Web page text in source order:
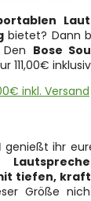
bietet? Dann
Bose
111,00€
inkl. Versand
genießt ihr
tiefen,
Größe